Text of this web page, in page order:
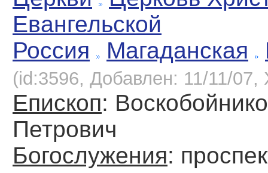
Евангельской
Россия
Магаданская
(id:3596, Добавлен: 11/11/07,
Епископ:
Петрович
Богослужения: